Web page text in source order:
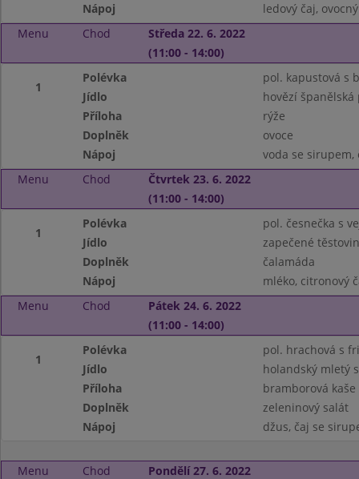
Nápoj
ledový čaj,
Menu
Chod
Středa 22. 6. 2022
(11:00 - 14:00)
1
Polévka
pol. kapustová s
Jídlo
hovězí španělská
Příloha
rýže
Doplněk
ovoce
Nápoj
voda se sirupem,
Menu
Chod
Čtvrtek 23. 6. 2022
(11:00 - 14:00)
1
Polévka
pol. česnečka s
Jídlo
zapečené
Doplněk
čalamáda
Nápoj
mléko, citronový
Menu
Chod
Pátek 24. 6. 2022
(11:00 - 14:00)
1
Polévka
pol. hrachová s
Jídlo
holandský mletý
Příloha
bramborová kaše
Doplněk
zeleninový salát
Nápoj
džus, čaj se
Menu Chod
Pondělí 27. 6. 2022